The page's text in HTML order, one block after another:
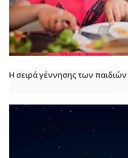
Η σειρά γέννησης των παιδιών